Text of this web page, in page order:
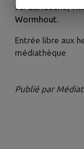
sur Llandudno,
Wormhout.
Entrée libre aux
médiathèque
Publié par